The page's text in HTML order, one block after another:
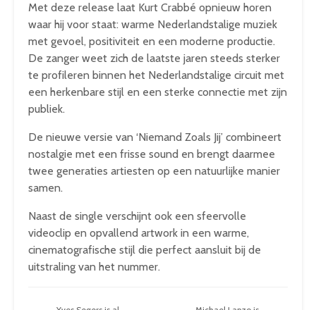
Met deze release laat Kurt Crabbé opnieuw horen
waar hij voor staat: warme Nederlandstalige muziek
met gevoel, positiviteit en een moderne productie.
De zanger weet zich de laatste jaren steeds sterker
te profileren binnen het Nederlandstalige circuit met
een herkenbare stijl en een sterke connectie met zijn
publiek.
De nieuwe versie van ‘Niemand Zoals Jij’ combineert
nostalgie met een frisse sound en brengt daarmee
twee generaties artiesten op een natuurlijke manier
samen.
Naast de single verschijnt ook een sfeervolle
videoclip en opvallend artwork in een warme,
cinematografische stijl die perfect aansluit bij de
uitstraling van het nummer.